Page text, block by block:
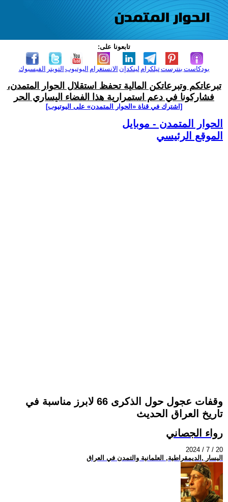
تابعونا على:
الفيسبوك التويتر اليوتيوب الانستغرام لينكدإن تيلكرامبنترست بودكاست
تبرعاتكم وتبرعاتكن المالية تحفظ استقلال الحوار المتمدن،
فشاركونا في دعم استمرارية هذا الفضاء اليساري الحر
[اشترك في قناة ‫«الحوار المتمدن» على اليوتيوب]
الحوار المتمدن - موبايل
الموقع الرئيسي
وقفات عجول حول الذكرى 66 لابرز مناسبة في
تاريخ العراق الحديث
رواء الجصاني
2024 / 7 / 20
اليسار ,الديمقراطية, العلمانية والتمدن في العراق